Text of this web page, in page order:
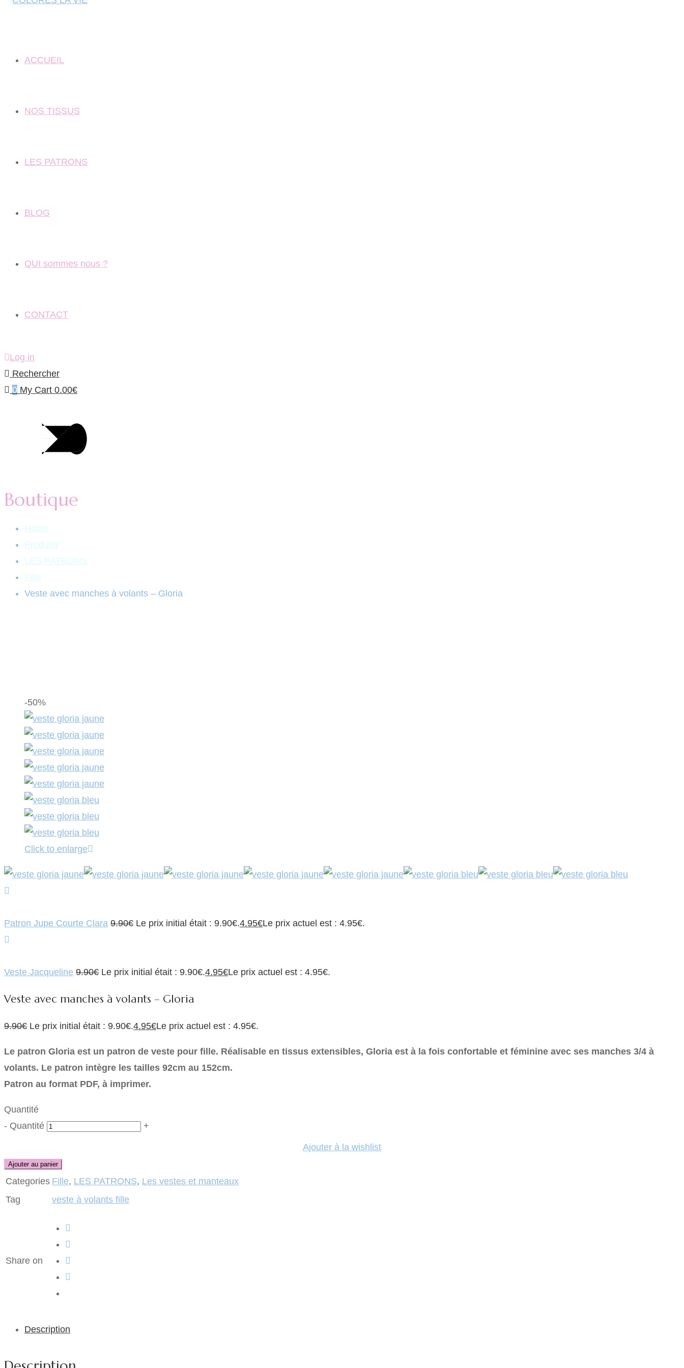
ACCUEIL
NOS TISSUS
LES PATRONS
BLOG
QUI sommes nous ?
CONTACT
Log in
Rechercher
0 My Cart 0.00€
Boutique
Home
Produits
LES PATRONS
Fille
Veste avec manches à volants – Gloria
-50%
Click to enlarge
Patron Jupe Courte Clara 9.90€ Le prix initial était : 9.90€.4.95€Le prix actuel est : 4.95€.
Veste Jacqueline 9.90€ Le prix initial était : 9.90€.4.95€Le prix actuel est : 4.95€.
Veste avec manches à volants – Gloria
9.90€ Le prix initial était : 9.90€.4.95€Le prix actuel est : 4.95€.
Le patron Gloria est un patron de veste pour fille. Réalisable en tissus extensibles, Gloria est à la fois confortable et féminine avec ses manches 3/4 à
volants. Le patron intègre les tailles 92cm au 152cm.
Patron au format PDF, à imprimer.
Quantité
- Quantité +
Ajouter à la wishlist
Ajouter au panier
Categories Fille, LES PATRONS, Les vestes et manteaux
Tag
veste à volants fille
Share on
Description